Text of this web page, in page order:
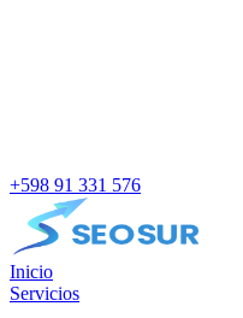
+598 91 331 576
Inicio
Servicios